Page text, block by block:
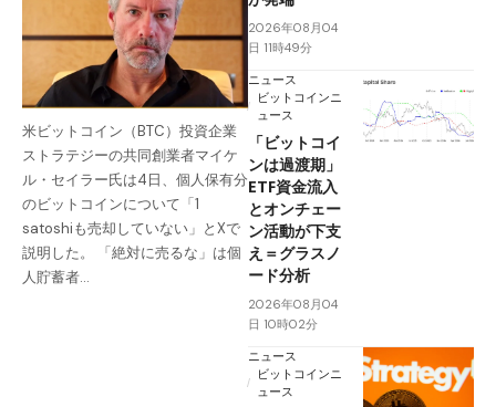
米ビットコイン（BTC）投資企業
ストラテジーの共同創業者マイケ
ル・セイラー氏は4日、個人保有分
のビットコインについて「1
satoshiも売却していない」とXで
説明した。 「絶対に売るな」は個
人貯蓄者…
2026年08月04
日 11時49分
ニュース
ビットコインニ
ュース
「ビットコイ
ンは過渡期」
ETF資金流入
とオンチェー
ン活動が下支
え＝グラスノ
ード分析
2026年08月04
日 10時02分
ニュース
ビットコインニ
ュース